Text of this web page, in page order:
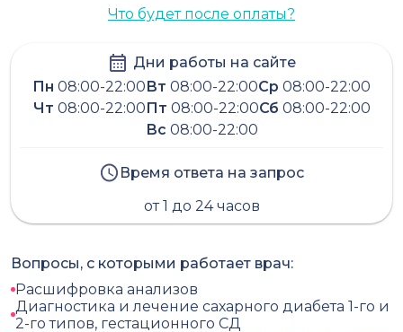
Что будет после оплаты?
Дни работы на сайте
Пн 08:00-22:00Вт 08:00-22:00Ср 08:00-22:00
Чт 08:00-22:00Пт 08:00-22:00Сб 08:00-22:00
Вс 08:00-22:00
Время ответа на запрос
от 1 до 24 часов
Вопросы, с которыми работает врач:
Расшифровка анализов
Диагностика и лечение сахарного диабета 1-го и
2-го типов, гестационного СД